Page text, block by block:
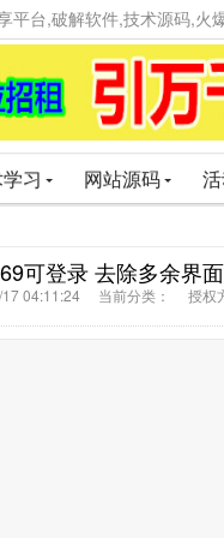
台,破解软件,技术源码,火
习 网站源码
可登录 去除多余界面
04:11:24 当前分类： 授权